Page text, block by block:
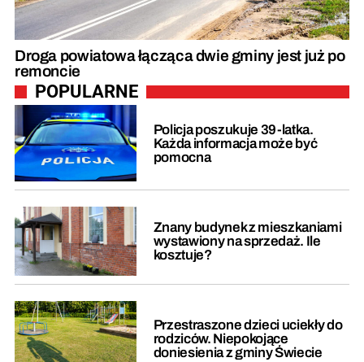
Droga powiatowa łącząca dwie gminy jest już po
remoncie
POPULARNE
Policja poszukuje 39-latka.
Każda informacja może być
pomocna
Znany budynek z mieszkaniami
wystawiony na sprzedaż. Ile
kosztuje?
Przestraszone dzieci uciekły do
rodziców. Niepokojące
doniesienia z gminy Świecie